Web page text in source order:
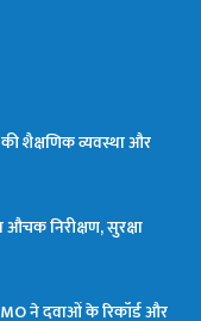
की शैक्षणिक व्यवस्था और
निरीक्षण, सुरक्षा
ने दवाओं के रिकॉर्ड और